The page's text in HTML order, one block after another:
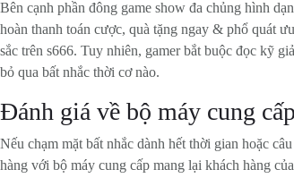
Bên cạnh phần đông game show đa chủng hình
hoàn thanh toán cược, quà tặng ngay & phổ quát
sắc trên s666. Tuy nhiên, gamer bắt buộc đọc kỹ
bỏ qua bất nhắc thời cơ nào.
Đánh giá về bộ máy cung
Nếu chạm mặt bất nhắc dành hết thời gian hoặc
hàng với bộ máy cung cấp mang lại khách hàng